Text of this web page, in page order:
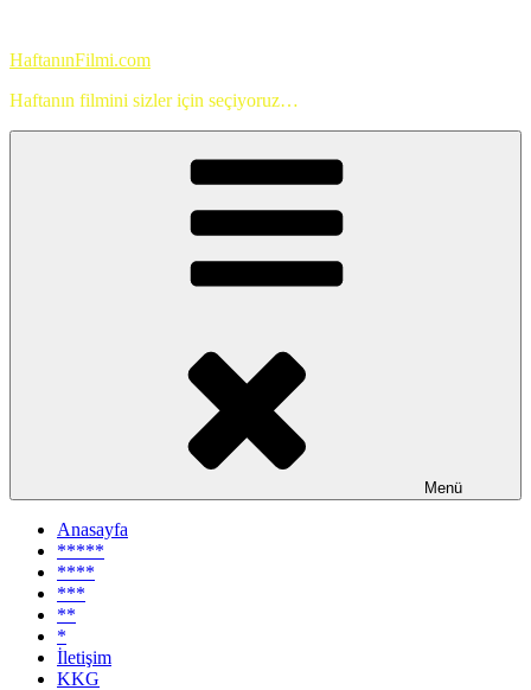
HaftanınFilmi.com
Haftanın filmini sizler için seçiyoruz…
Menü
Anasayfa
*****
****
***
**
*
İletişim
KKG